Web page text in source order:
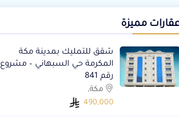
مميزة
شقق للتمليك بمدينة مكة
المكرمة حي السبهاني – مشروع
رقم 841
مكة,
490,000